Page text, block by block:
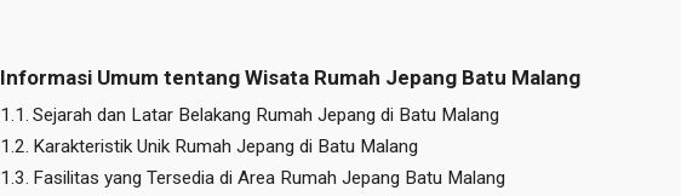
Informasi Umum tentang Wisata Rumah Jepang Batu Malang
Sejarah dan Latar Belakang Rumah Jepang di Batu Malang
Karakteristik Unik Rumah Jepang di Batu Malang
Fasilitas yang Tersedia di Area Rumah Jepang Batu Malang